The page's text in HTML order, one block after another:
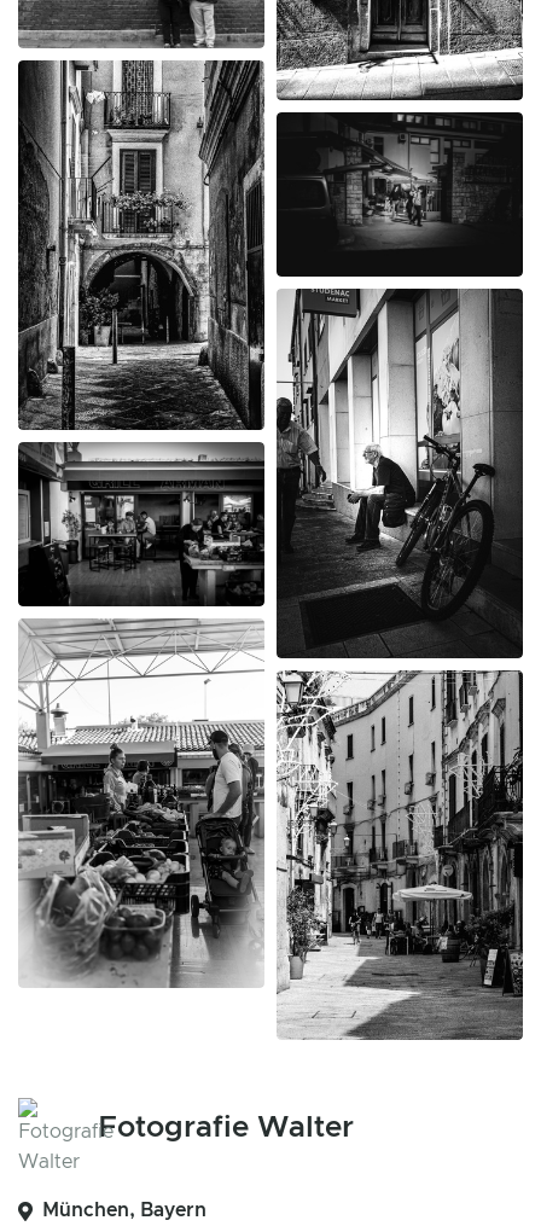
Fotografie Walter
München, Bayern